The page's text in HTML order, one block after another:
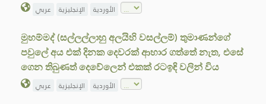
عربي الإنجليزية الأوردية
මුහම්මද් (සල්ලල්ලාහු අලයිහි වසල්ලම්) තුමාණන්ගේ
පවුලේ අය එක් දිනක දෙවරක් ආහාර ගත්තේ නැත, එසේ
ගෙන තිබුණත් දෙවේලෙන් එකක් රටඉඳි වලින් විය
عربي الإنجليزية الأوردية